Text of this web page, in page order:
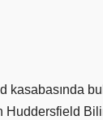
kasabasında
Huddersfield